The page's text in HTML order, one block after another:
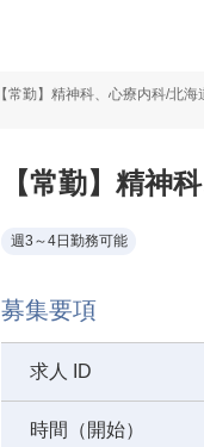
【常勤】精神科、心療内科/北
【常勤】精神
週3～4日勤務可能
募集要項
求人 ID
時間（開始）